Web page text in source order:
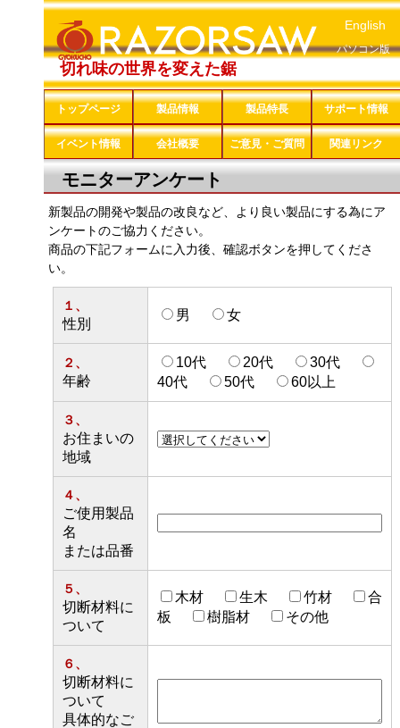
切れ味の世界を変えた鋸
トップページ 製品情報 製品特長 サポート情報
イベント情報 会社概要 ご意見・ご質問 関連リンク
English
パソコン版
モニターアンケート
新製品の開発や製品の改良など、より良い製品にする為にア
ンケートのご協力ください。
商品の下記フォームに入力後、確認ボタンを押してくださ
い。
１、
性別
男 女
２、
年齢
10代 20代
30代
40代
50代 60以上
３、
お住まいの
地域
４、
ご使用製品
名
または品番
５、
切断材料に
ついて
木材 生木 竹材
合
板
樹脂材 その他
６、
切断材料に
ついて
具体的なご